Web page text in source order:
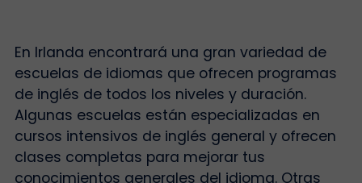
En Irlanda encontrará una gran variedad de
escuelas de idiomas que ofrecen programas
de inglés de todos los niveles y duración.
Algunas escuelas están especializadas en
cursos intensivos de inglés general y ofrecen
clases completas para mejorar tus
conocimientos generales del idioma. Otras